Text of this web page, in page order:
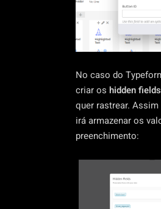
No caso do
criar os hidden fields
quer rastrear.
irá armazenar os
preenchimento: